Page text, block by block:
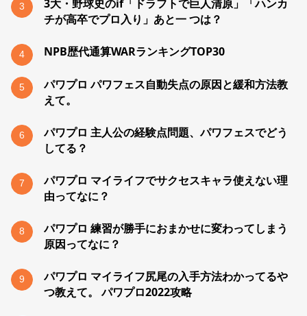
3
3大・野球史のif「ドラフトで巨人清原」「ハンカ
チが高卒でプロ入り」あと一 つは？
4 NPB歴代通算WARランキングTOP30
5
パワプロ パワフェス自動失点の原因と緩和方法教
えて。
6
パワプロ 主人公の経験点問題、パワフェスでどう
してる？
7
パワプロ マイライフでサクセスキャラ使えない理
由ってなに？
8
パワプロ 練習が勝手におまかせに変わってしまう
原因ってなに？
9
パワプロ マイライフ尻尾の入手方法わかってるや
つ教えて。 パワプロ2022攻略